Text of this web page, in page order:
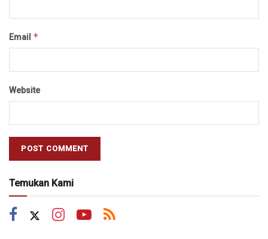
Email *
Website
Temukan Kami